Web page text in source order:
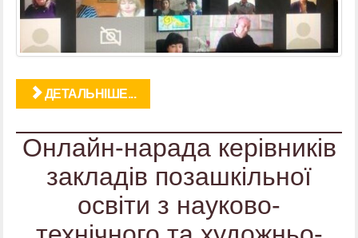
ДЕТАЛЬНІШЕ...
Онлайн-нарада керівників
закладів позашкільної
освіти з науково-